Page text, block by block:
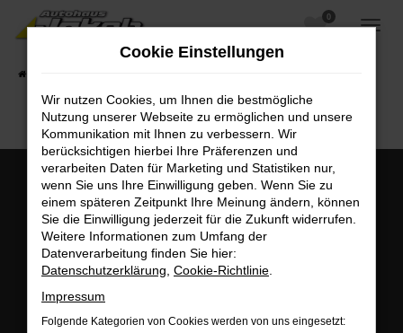
Zum
Hauptinhalt
0
MO - FR: 07:00 bis 18:00 Uhr | SA: 09:30 bis 12:00 Uhr
+49 3745 7817-0
Newsletteranmeldung
Bleiben Sie stets auf dem Laufenden und erhalten Sie
Benachrichtigungen direkt in Ihr Postfach.
Cookie Einstellungen
Wir nutzen Cookies, um Ihnen die bestmögliche
Nutzung unserer Webseite zu ermöglichen und unsere
Kommunikation mit Ihnen zu verbessern. Wir
berücksichtigen hierbei Ihre Präferenzen und
verarbeiten Daten für Marketing und Statistiken nur,
wenn Sie uns Ihre Einwilligung geben. Wenn Sie zu
einem späteren Zeitpunkt Ihre Meinung ändern, können
Sie die Einwilligung jederzeit für die Zukunft widerrufen.
Weitere Informationen zum Umfang der
Datenverarbeitung finden Sie hier:
Datenschutzerklärung Cookie-Richtlinie
Impressum
Folgende Kategorien von Cookies werden von uns eingesetzt: